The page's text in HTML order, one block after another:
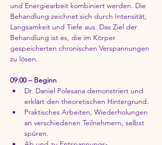
und Energiearbeit kombiniert werden. Die
Behandlung zeichnet sich durch Intensität,
Langsamkeit und Tiefe aus. Das Ziel der
Behandlung ist es, die im Körper
gespeicherten chronischen Verspannungen
zu lösen.
09:00 – Beginn
Dr. Daniel Polesana demonstriert und
erklärt den theoretischen Hintergrund.
Praktisches Arbeiten, Wiederholungen
an verschiedenen Teilnehmern, selbst
spüren.